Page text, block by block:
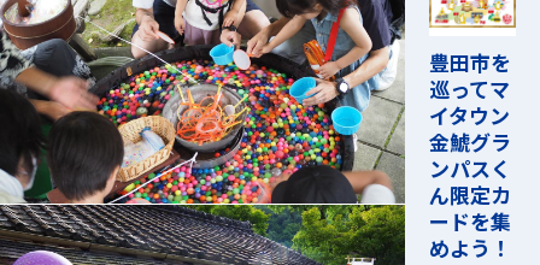
豊田市を
巡ってマ
イタウン
金鯱グラ
ンパスく
ん限定カ
ードを集
めよう！